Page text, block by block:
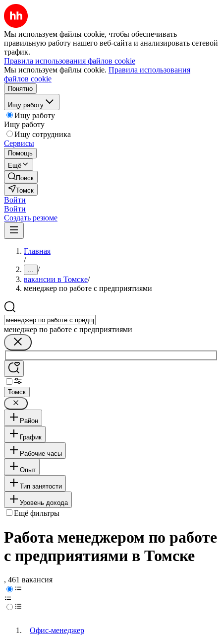
Мы используем файлы cookie, чтобы обеспечивать
правильную работу нашего веб-сайта и анализировать сетевой
трафик.
Правила использования файлов cookie
Мы используем файлы cookie. Правила использования
файлов cookie
Понятно
Ищу работу
Ищу работу
Ищу работу
Ищу сотрудника
Сервисы
Помощь
Ещё
Поиск
Томск
Войти
Войти
Создать резюме
Главная
/
... /
вакансии в Томске/
менеджер по работе с предприятиями
менеджер по работе с предприятиями
Томск
Район
График
Рабочие часы
Опыт
Тип занятости
Уровень дохода
Ещё фильтры
Работа менеджером по работе
с предприятиями в Томске
, 461 вакансия
Офис-менеджер